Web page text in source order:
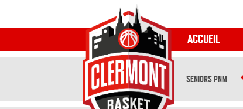
ACCUEIL
SENIORS PNM